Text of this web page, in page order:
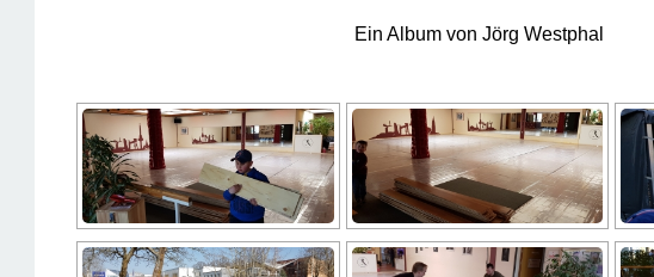
Ein Album von Jörg Westphal